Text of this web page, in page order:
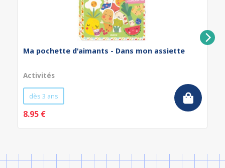
Ma pochette d'aimants - Dans mon assiette
Activités
dès 3 ans
8.95 €